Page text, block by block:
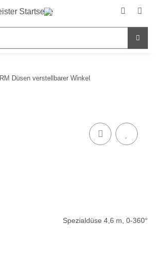
RM Düsen verstellbarer Winkel